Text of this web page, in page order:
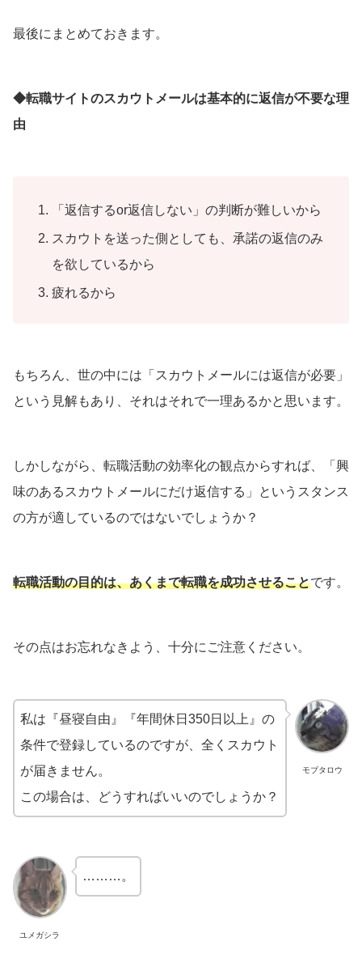
最後にまとめておきます。
◆転職サイトのスカウトメールは基本的に返信が不要な理
由
「返信するor返信しない」の判断が難しいから
スカウトを送った側としても、承諾の返信のみ
を欲しているから
疲れるから
もちろん、世の中には「スカウトメールには返信が必要」
という見解もあり、それはそれで一理あるかと思います。
しかしながら、転職活動の効率化の観点からすれば、「興
味のあるスカウトメールにだけ返信する」というスタンス
の方が適しているのではないでしょうか？
転職活動の目的は、あくまで転職を成功させることです。
その点はお忘れなきよう、十分にご注意ください。
モブタロウ
私は『昼寝自由』『年間休日350日以上』の
条件で登録しているのですが、全くスカウト
が届きません。
この場合は、どうすればいいのでしょうか？
ユメガシラ
………。